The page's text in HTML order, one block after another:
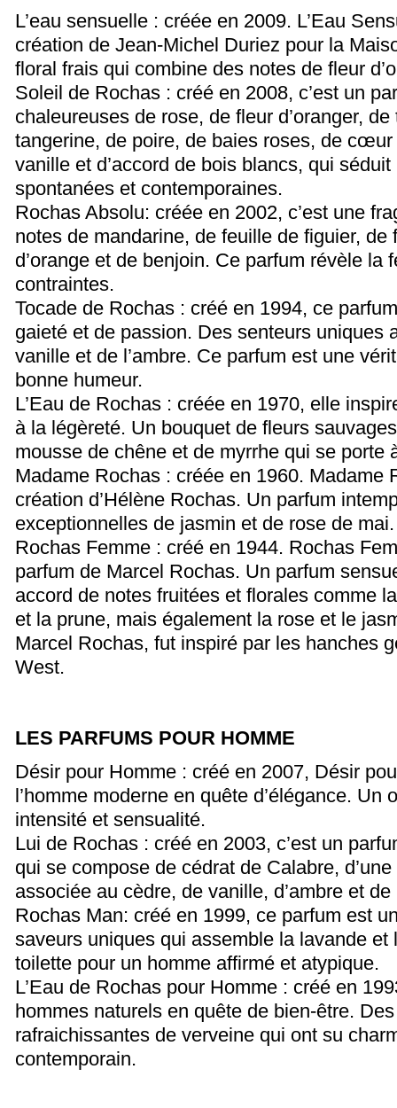
L’eau sensuelle : créée en 2009. L’Eau
création de Jean-Michel Duriez pour la
floral frais qui combine des notes de fleur
Soleil de Rochas : créé en 2008, c’est un
chaleureuses de rose, de fleur d’oranger,
tangerine, de poire, de baies roses, de
vanille et d’accord de bois blancs, qui
spontanées et contemporaines.
Rochas Absolu: créée en 2002, c’est une
notes de mandarine, de feuille de figuier, de
d’orange et de benjoin. Ce parfum révèle la
contraintes.
Tocade de Rochas : créé en 1994, ce
gaieté et de passion. Des senteurs uniques
vanille et de l’ambre. Ce parfum est une
bonne humeur.
L’Eau de Rochas : créée en 1970, elle
à la légèreté. Un bouquet de fleurs
mousse de chêne et de myrrhe qui se porte
Madame Rochas : créée en 1960. Madame
création d’Hélène Rochas. Un parfum
exceptionnelles de jasmin et de rose de mai.
Rochas Femme : créé en 1944. Rochas
parfum de Marcel Rochas. Un parfum
accord de notes fruitées et florales comme
et la prune, mais également la rose et le
Marcel Rochas, fut inspiré par les hanches
West.
LES PARFUMS POUR HOMME
Désir pour Homme : créé en 2007, Désir
l’homme moderne en quête d’élégance. Un
intensité et sensualité.
Lui de Rochas : créé en 2003, c’est un
qui se compose de cédrat de Calabre,
associée au cèdre, de vanille, d’ambre et
Rochas Man: créé en 1999, ce parfum est
saveurs uniques qui assemble la lavande et
toilette pour un homme affirmé et atypique.
L’Eau de Rochas pour Homme : créé en
hommes naturels en quête de bien-être.
rafraichissantes de verveine qui ont su
contemporain.